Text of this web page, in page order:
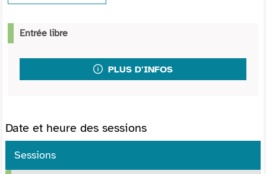
Entrée libre
PLUS D'INFOS
Date et heure des sessions
Sessions